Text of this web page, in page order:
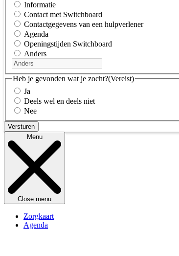
Informatie
Contact met Switchboard
Contactgegevens van een hulpverlener
Agenda
Openingstijden Switchboard
Anders
Heb je gevonden wat je zocht?(Vereist)
Ja
Deels wel en deels niet
Nee
Menu
Close menu
Zorgkaart
Agenda